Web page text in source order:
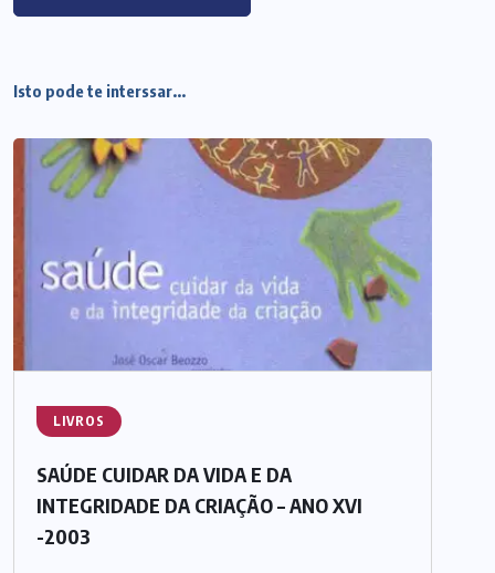
Isto pode te interssar...
LIVROS
SAÚDE CUIDAR DA VIDA E DA
INTEGRIDADE DA CRIAÇÃO – ANO XVI
-2003